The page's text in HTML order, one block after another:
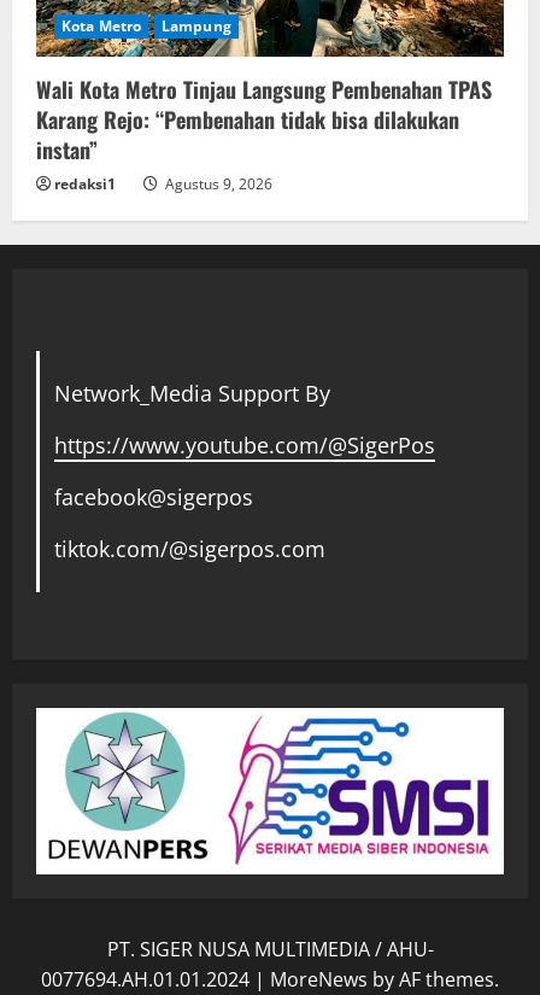
Kota Metro Lampung
Wali Kota Metro Tinjau Langsung Pembenahan TPAS
Karang Rejo: “Pembenahan tidak bisa dilakukan
instan”
redaksi1 Agustus 9, 2026
Network_Media Support By
https://www.youtube.com/@SigerPos
facebook@sigerpos
tiktok.com/@sigerpos.com
PT. SIGER NUSA MULTIMEDIA / AHU-
0077694.AH.01.01.2024 | MoreNews by AF themes.